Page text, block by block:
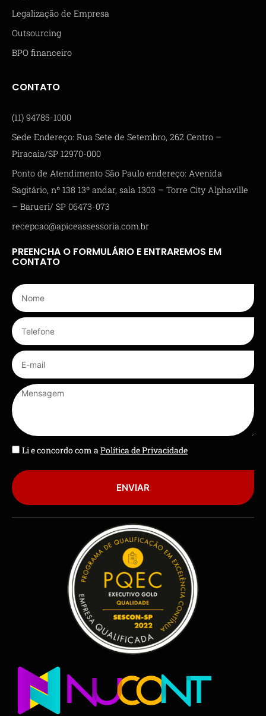
Legalização de Empresa
Outsourcing
BPO financeiro
CONTATO
(11) 94785-1000
Sede Endereço: Rua Sete de Setembro, 262 Centro –
Piracaia/SP 12970-000
Ponto de Atendimento São Paulo endereço: Avenida
Sagitário, nº 138 13º andar, sala 1303 – Torre City Alphaville
– Barueri/ SP 06473-073
recepcao@apiceassessoria.com.br
PREENCHA O FORMULÁRIO E ENTRAREMOS EM
CONTATO
Li e concordo com aPolítica de Privacidade
ENVIAR